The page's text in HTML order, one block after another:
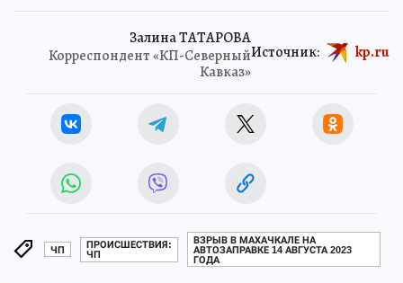
Залина ТАТАРОВА
Корреспондент «КП-Северный
Кавказ»
Источник: kp.ru
ЧП
ПРОИСШЕСТВИЯ:
ЧП
ВЗРЫВ В МАХАЧКАЛЕ НА
АВТОЗАПРАВКЕ 14 АВГУСТА 2023
ГОДА